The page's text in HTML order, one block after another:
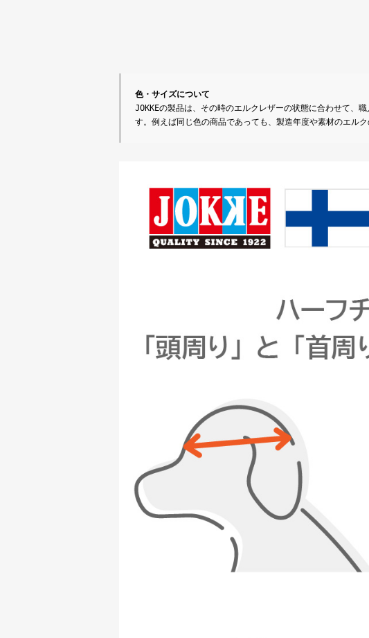
色・サイズについて
JOKKEの製品は、その時のエルクレザーの状態に合わせて、
す。例えば同じ色の商品であっても、製造年度や素材のエル